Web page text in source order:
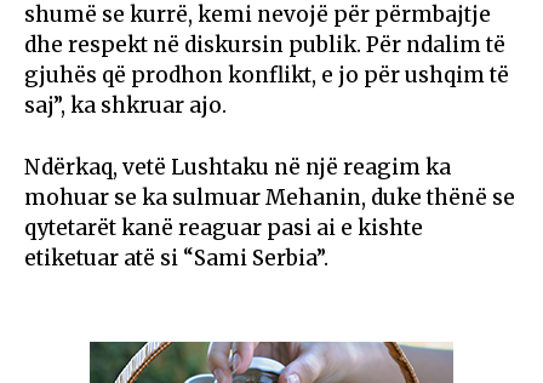
shumë se kurrë, kemi nevojë për përmbajtje
dhe respekt në diskursin publik. Për ndalim të
gjuhës që prodhon konflikt, e jo për ushqim të
saj”, ka shkruar ajo.
Ndërkaq, vetë Lushtaku në një reagim ka
mohuar se ka sulmuar Mehanin, duke thënë se
qytetarët kanë reaguar pasi ai e kishte
etiketuar atë si “Sami Serbia”.